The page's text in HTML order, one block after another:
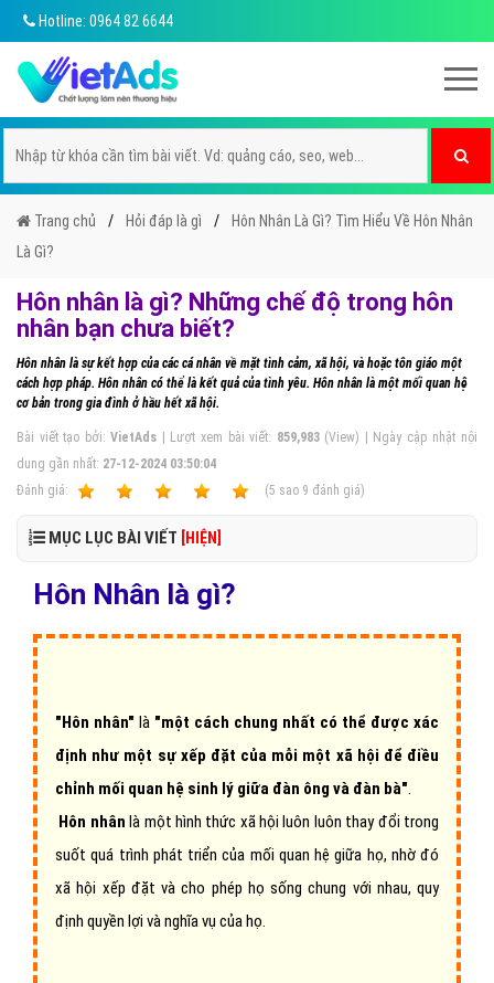
Hotline: 0964 82 6644
Trang chủ Hỏi đáp là gì
Hôn Nhân Là Gì? Tìm Hiểu Về Hôn Nhân
Là Gì?
Hôn nhân là gì? Những chế độ trong hôn
nhân bạn chưa biết?
Hôn nhân là sự kết hợp của các cá nhân về mặt tình cảm, xã hội, và hoặc tôn giáo một
cách hợp pháp. Hôn nhân có thể là kết quả của tình yêu. Hôn nhân là một mối quan hệ
cơ bản trong gia đình ở hầu hết xã hội.
Bài viết tạo bởi:VietAds | Lượt xem bài viết: 859,983(View) | Ngày cập nhật nội
dung gần nhất: 27-12-2024 03:50:04
Ðánh giá:
(5 sao 9 đánh giá)
MỤC LỤC BÀI VIẾT [HIỆN]
Hôn Nhân là gì?
"Hôn nhân" là "một cách chung nhất có thể được xác
định như một sự xếp đặt của mỗi một xã hội để điều
chỉnh mối quan hệ sinh lý giữa đàn ông và đàn bà".
Hôn nhân là một hình thức xã hội luôn luôn thay đổi trong
suốt quá trình phát triển của mối quan hệ giữa họ, nhờ đó
xã hội xếp đặt và cho phép họ sống chung với nhau, quy
định quyền lợi và nghĩa vụ của họ.